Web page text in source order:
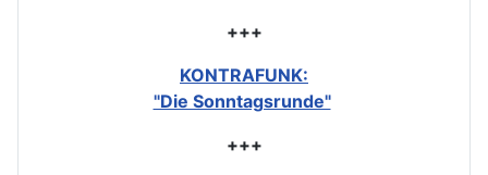
+++
KONTRAFUNK:
"Die Sonntagsrunde"
+++